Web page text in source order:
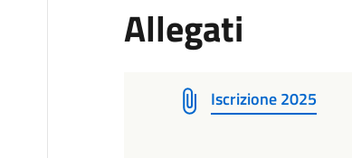
Allegati
Iscrizione 2025